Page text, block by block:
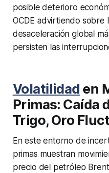
posible deterioro
OCDE advirtiendo sobre
desaceleración global
persisten las
Volatilidad en
Primas: Caída
Trigo, Oro
En este entorno de
primas muestran
precio del petróleo